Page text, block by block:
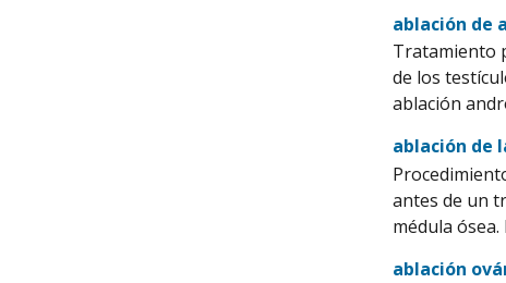
ablación de
Tratamiento
de los
ablación
ablación de
antes de un
médula
ablación